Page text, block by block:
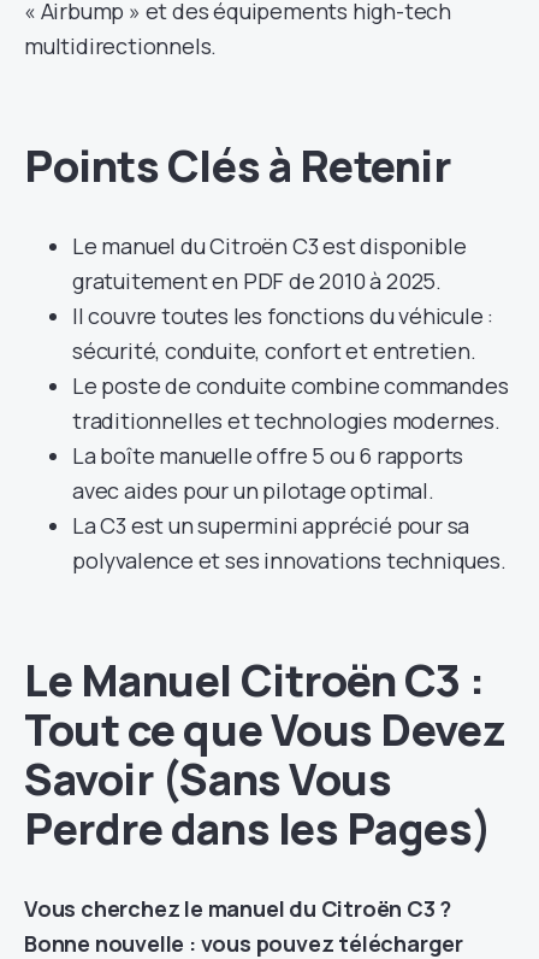
« Airbump » et des équipements high-tech
multidirectionnels.
Points Clés à Retenir
Le manuel du Citroën C3 est disponible
gratuitement en PDF de 2010 à 2025.
Il couvre toutes les fonctions du véhicule :
sécurité, conduite, confort et entretien.
Le poste de conduite combine commandes
traditionnelles et technologies modernes.
La boîte manuelle offre 5 ou 6 rapports
avec aides pour un pilotage optimal.
La C3 est un supermini apprécié pour sa
polyvalence et ses innovations techniques.
Le Manuel Citroën C3 :
Tout ce que Vous Devez
Savoir (Sans Vous
Perdre dans les Pages)
Vous cherchez le manuel du Citroën C3 ?
Bonne nouvelle : vous pouvez télécharger